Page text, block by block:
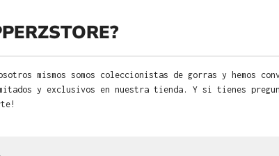
mismos somos coleccionistas de gorras y hemos
y exclusivos en nuestra tienda. Y si tienes